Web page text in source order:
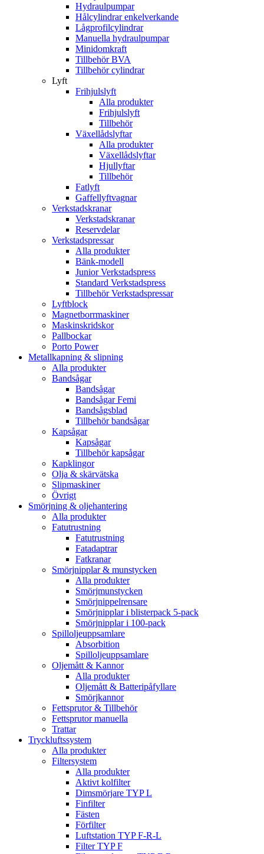
Hydraulpumpar
Hålcylindrar enkelverkande
Lågprofilcylindrar
Manuella hydraulpumpar
Minidomkraft
Tillbehör BVA
Tillbehör cylindrar
Lyft
Frihjulslyft
Alla produkter
Frihjulslyft
Tillbehör
Växellådslyftar
Alla produkter
Växellådslyftar
Hjullyftar
Tillbehör
Fatlyft
Gaffellyftvagnar
Verkstadskranar
Verkstadskranar
Reservdelar
Verkstadspressar
Alla produkter
Bänk-modell
Junior Verkstadspress
Standard Verkstadspress
Tillbehör Verkstadspressar
Lyftblock
Magnetborrmaskiner
Maskinskridskor
Pallbockar
Porto Power
Metallkapning & slipning
Alla produkter
Bandsågar
Bandsågar
Bandsågar Femi
Bandsågsblad
Tillbehör bandsågar
Kapsågar
Kapsågar
Tillbehör kapsågar
Kapklingor
Olja & skärvätska
Slipmaskiner
Övrigt
Smörjning & oljehantering
Alla produkter
Fatutrustning
Fatutrustning
Fatadaptrar
Fatkranar
Smörjnipplar & munstycken
Alla produkter
Smörjmunstycken
Smörjnippelrensare
Smörjnipplar i blisterpack 5-pack
Smörjnipplar i 100-pack
Spilloljeuppsamlare
Absorbition
Spilloljeuppsamlare
Oljemått & Kannor
Alla produkter
Oljemått & Batteripåfyllare
Smörjkannor
Fettsprutor & Tillbehör
Fettsprutor manuella
Trattar
Tryckluftssystem
Alla produkter
Filtersystem
Alla produkter
Aktivt kolfilter
Dimsmörjare TYP L
Finfilter
Fästen
Förfilter
Luftstation TYP F-R-L
Filter TYP F